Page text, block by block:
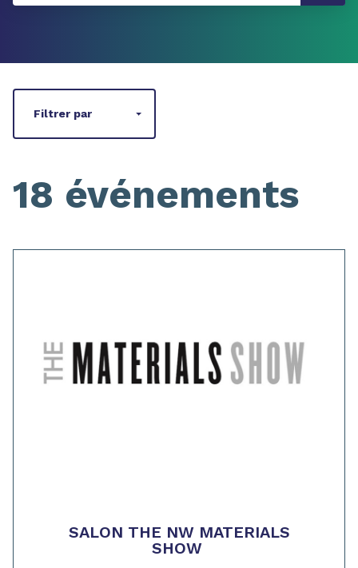
Filtrer par
18 événements
SALON THE NW MATERIALS
SHOW